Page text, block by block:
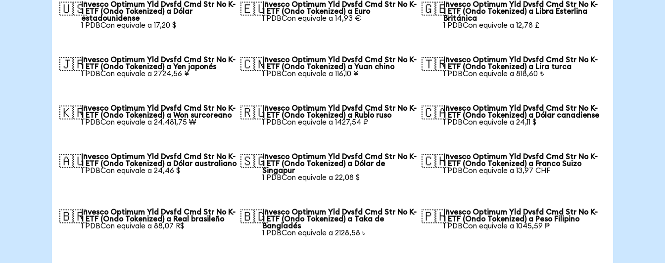
🇺🇸Invesco Optimum Yld Dvsfd Cmd Str No K-
1 ETF (Ondo Tokenized) a Dólar
estadounidense
1 PDBCon equivale a 17,20 $
🇪🇺Invesco Optimum Yld Dvsfd Cmd Str No K-
1 ETF (Ondo Tokenized) a Euro
1 PDBCon equivale a 14,93 €
🇬🇧Invesco Optimum Yld Dvsfd Cmd Str No K-
1 ETF (Ondo Tokenized) a Libra Esterlina
Británica
1 PDBCon equivale a 12,78 £
🇯🇵Invesco Optimum Yld Dvsfd Cmd Str No K-
1 ETF (Ondo Tokenized) a Yen japonés
1 PDBCon equivale a 2724,56 ¥
🇨🇳Invesco Optimum Yld Dvsfd Cmd Str No K-
1 ETF (Ondo Tokenized) a Yuan chino
1 PDBCon equivale a 116,10 ¥
🇹🇷Invesco Optimum Yld Dvsfd Cmd Str No K-
1 ETF (Ondo Tokenized) a Lira turca
1 PDBCon equivale a 818,60 ₺
🇰🇷Invesco Optimum Yld Dvsfd Cmd Str No K-
1 ETF (Ondo Tokenized) a Won surcoreano
1 PDBCon equivale a 24.481,75 ₩
🇷🇺Invesco Optimum Yld Dvsfd Cmd Str No K-
1 ETF (Ondo Tokenized) a Rublo ruso
1 PDBCon equivale a 1427,54 ₽
🇨🇦Invesco Optimum Yld Dvsfd Cmd Str No K-
1 ETF (Ondo Tokenized) a Dólar canadiense
1 PDBCon equivale a 24,11 $
🇦🇺Invesco Optimum Yld Dvsfd Cmd Str No K-
1 ETF (Ondo Tokenized) a Dólar australiano
1 PDBCon equivale a 24,46 $
🇸🇬Invesco Optimum Yld Dvsfd Cmd Str No K-
1 ETF (Ondo Tokenized) a Dólar de
Singapur
1 PDBCon equivale a 22,08 $
🇨🇭Invesco Optimum Yld Dvsfd Cmd Str No K-
1 ETF (Ondo Tokenized) a Franco Suizo
1 PDBCon equivale a 13,97 CHF
🇧🇷Invesco Optimum Yld Dvsfd Cmd Str No K-
1 ETF (Ondo Tokenized) a Real brasileño
1 PDBCon equivale a 88,07 R$
🇧🇩Invesco Optimum Yld Dvsfd Cmd Str No K-
1 ETF (Ondo Tokenized) a Taka de
Bangladés
1 PDBCon equivale a 2128,58 ৳
🇵🇭Invesco Optimum Yld Dvsfd Cmd Str No K-
1 ETF (Ondo Tokenized) a Peso Filipino
1 PDBCon equivale a 1045,59 ₱